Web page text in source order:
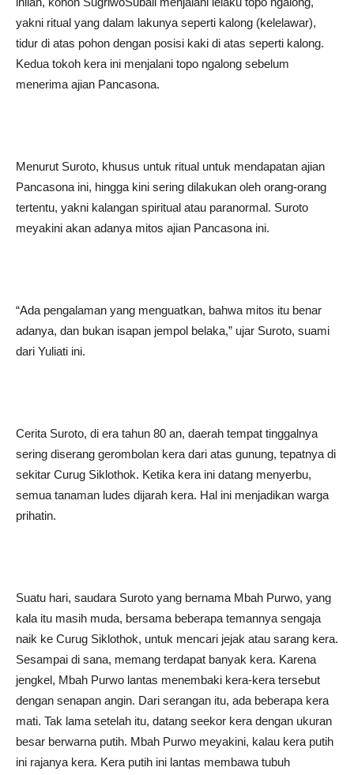
yakni ritual yang dalam lakunya seperti kalong (kelelawar),
tidur di atas pohon dengan posisi kaki di atas seperti kalong.
Kedua tokoh kera ini menjalani topo ngalong sebelum
menerima ajian Pancasona.
Menurut Suroto, khusus untuk ritual untuk mendapatan ajian
Pancasona ini, hingga kini sering dilakukan oleh orang-orang
tertentu, yakni kalangan spiritual atau paranormal. Suroto
meyakini akan adanya mitos ajian Pancasona ini.
“Ada pengalaman yang menguatkan, bahwa mitos itu benar
adanya, dan bukan isapan jempol belaka,” ujar Suroto, suami
dari Yuliati ini.
Cerita Suroto, di era tahun 80 an, daerah tempat tinggalnya
sering diserang gerombolan kera dari atas gunung, tepatnya di
sekitar Curug Siklothok. Ketika kera ini datang menyerbu,
semua tanaman ludes dijarah kera. Hal ini menjadikan warga
prihatin.
Suatu hari, saudara Suroto yang bernama Mbah Purwo, yang
kala itu masih muda, bersama beberapa temannya sengaja
naik ke Curug Siklothok, untuk mencari jejak atau sarang kera.
Sesampai di sana, memang terdapat banyak kera. Karena
jengkel, Mbah Purwo lantas menembaki kera-kera tersebut
dengan senapan angin. Dari serangan itu, ada beberapa kera
mati. Tak lama setelah itu, datang seekor kera dengan ukuran
besar berwarna putih. Mbah Purwo meyakini, kalau kera putih
ini rajanya kera. Kera putih ini lantas membawa tubuh